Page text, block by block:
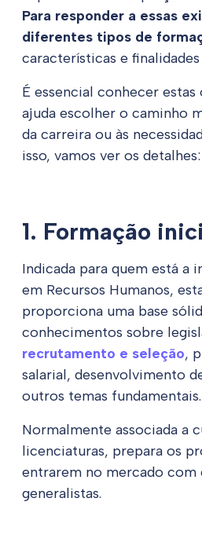
Para responder a essas
diferentes tipos de
características e
É essencial conhecer estas
ajuda escolher o caminho
da carreira ou às
isso, vamos ver os detalhes:
1. Formação
Indicada para quem está a
em Recursos Humanos,
proporciona uma base
conhecimentos sobre
recrutamento e seleção,
salarial, desenvolvimento
outros temas fundamentais.
Normalmente associada a
licenciaturas, prepara os
entrarem no mercado com
generalistas.